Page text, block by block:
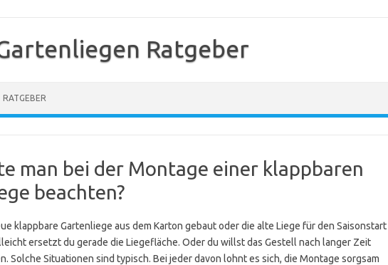
Ratgeber
RATGEBER
man bei der Montage einer klappbaren
beachten?
klappbare Gartenliege aus dem Karton gebaut oder die alte Liege für den Saisonstart
ersetzt du gerade die Liegefläche. Oder du willst das Gestell nach langer Zeit
Solche Situationen sind typisch. Bei jeder davon lohnt es sich, die Montage sorgsam